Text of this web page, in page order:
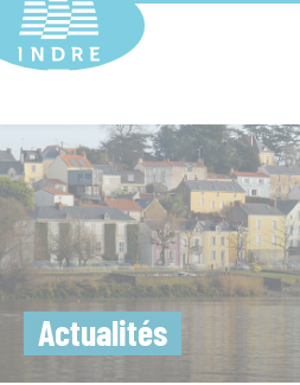
Actualités
Cookies management panel